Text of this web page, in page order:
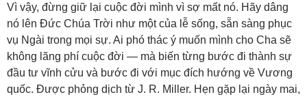
Vì vậy, đừng giữ lại cuộc đời mình vì sợ mất nó. Hãy dâng
nó lên Đức Chúa Trời như một của lễ sống, sẵn sàng phục
vụ Ngài trong mọi sự. Ai phó thác ý muốn mình cho Cha sẽ
không lãng phí cuộc đời — mà biến từng bước đi thành sự
đầu tư vĩnh cửu và bước đi với mục đích hướng về Vương
quốc. Được phỏng dịch từ J. R. Miller. Hẹn gặp lại ngày mai,